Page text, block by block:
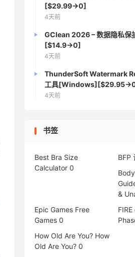
[$29.99→0]
4天前
GClean 2026 – 数据隐私
[$14.9→0]
4天前
ThunderSoft Watermark
工具
4天前
书签
Best Bra Size
Calculator 0
BFP
&
Epic Games Free
Games 0
How Old Are You? How
Old Are You? 0